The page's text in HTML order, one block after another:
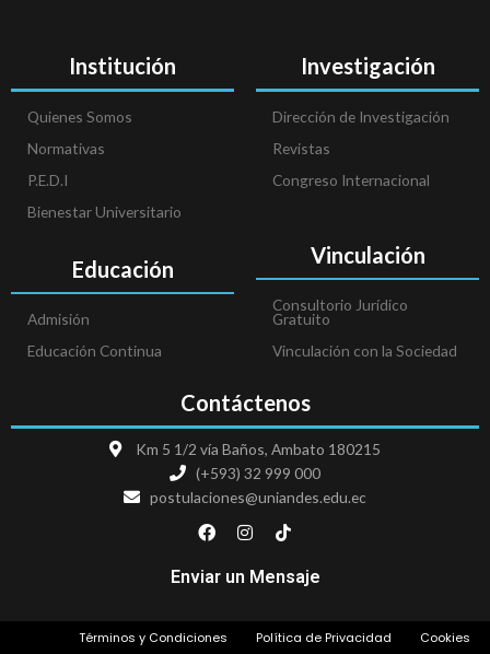
Institución
Quienes Somos
Normativas
P.E.D.I
Bienestar Universitario
Educación
Admisión
Educación Continua
Investigación
Dirección de Investigación
Revistas
Congreso Internacional
Vinculación
Consultorio Jurídico
Gratuito
Vinculación con la Sociedad
Contáctenos
Km 5 1/2 vía Baños, Ambato 180215
(+593) 32 999 000
postulaciones@uniandes.edu.ec
F
a
e
o
k
I
n
t
r
T
i
t
Enviar un Mensaje
Términos y Condiciones Política de Privacidad Cookies